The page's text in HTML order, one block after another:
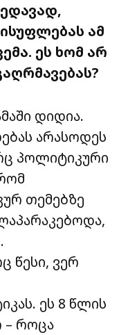
ამ
ეს ხომ არ
დიდია.
არასოდეს
პოლიტიკური
თემებზე
წესი, ვერ
ეს 8 წლის
– როცა